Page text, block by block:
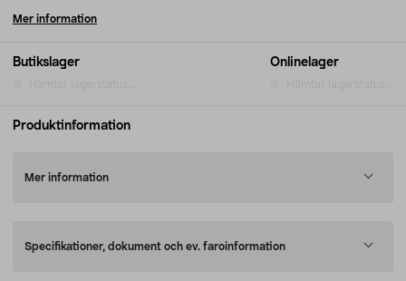
Butikslager Onlinelager
Mer information
Produktinformation
Mer information
Specifikationer, dokument och ev. faroinformation